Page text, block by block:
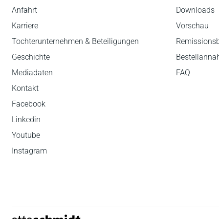
Anfahrt
Karriere
Tochterunternehmen & Beteiligungen
Geschichte
Mediadaten
Kontakt
Facebook
Linkedin
Youtube
Instagram
Downloads
Vorschau
FAQ